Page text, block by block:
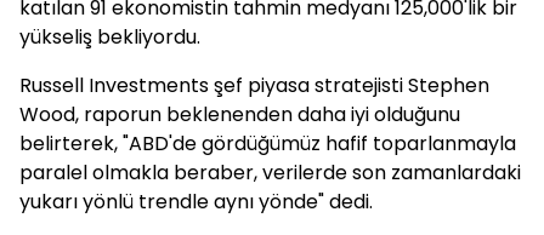
katılan 91 ekonomistin tahmin medyanı 125,000'lik bir
yükseliş bekliyordu.
Russell Investments şef piyasa stratejisti Stephen
Wood, raporun beklenenden daha iyi olduğunu
belirterek, "ABD'de gördüğümüz hafif toparlanmayla
paralel olmakla beraber, verilerde son zamanlardaki
yukarı yönlü trendle aynı yönde" dedi.